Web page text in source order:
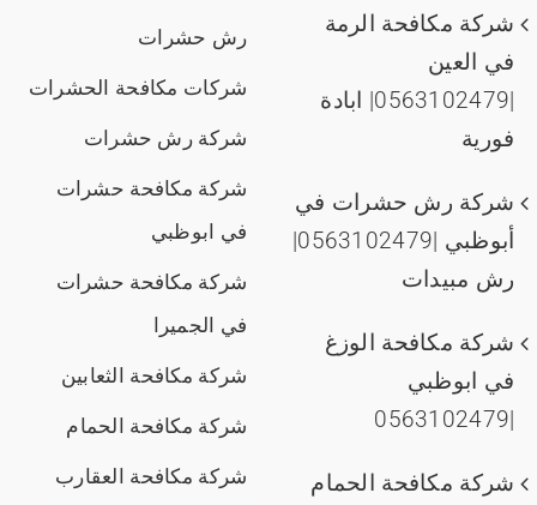
شركة مكافحة الرمة
في العين
|0563102479| ابادة
فورية
شركة رش حشرات في
أبوظبي |0563102479|
رش مبيدات
شركة مكافحة الوزغ
في ابوظبي
|0563102479
شركة مكافحة الحمام
رش حشرات
شركات مكافحة الحشرات
شركة رش حشرات
شركة مكافحة حشرات
في ابوظبي
شركة مكافحة حشرات
في الجميرا
شركة مكافحة الثعابين
شركة مكافحة الحمام
شركة مكافحة العقارب